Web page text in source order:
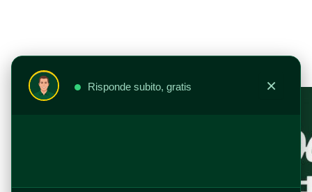
Risponde subito, gratis ×